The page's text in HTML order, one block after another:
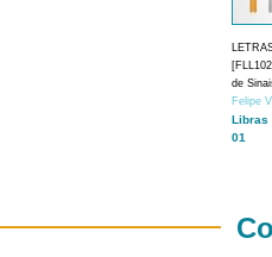
de
Felipe
Libras
01